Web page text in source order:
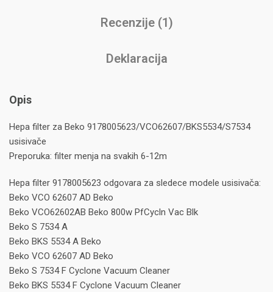
Recenzije (1)
Deklaracija
Opis
Hepa filter za Beko 9178005623/VCO62607/BKS5534/S7534
usisivače
Preporuka: filter menja na svakih 6-12m
Hepa filter 9178005623 odgovara za sledece modele usisivača:
Beko VCO 62607 AD Beko
Beko VCO62602AB Beko 800w PfCycln Vac Blk
Beko S 7534 A
Beko BKS 5534 A Beko
Beko VCO 62607 AD Beko
Beko S 7534 F Cyclone Vacuum Cleaner
Beko BKS 5534 F Cyclone Vacuum Cleaner